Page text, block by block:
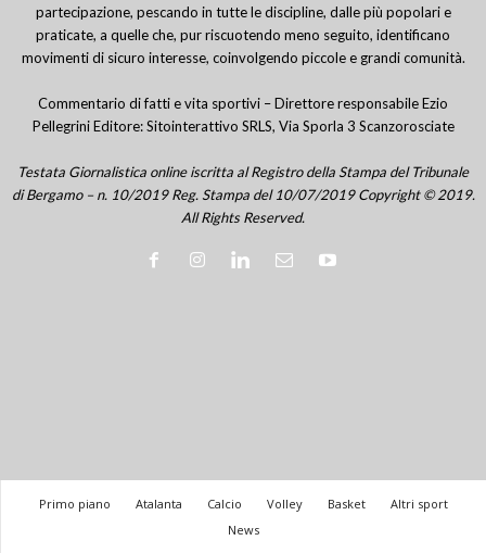
partecipazione, pescando in tutte le discipline, dalle più popolari e
praticate, a quelle che, pur riscuotendo meno seguito, identificano
movimenti di sicuro interesse, coinvolgendo piccole e grandi comunità.
Commentario di fatti e vita sportivi – Direttore responsabile Ezio
Pellegrini Editore: Sitointerattivo SRLS, Via Sporla 3 Scanzorosciate
Testata Giornalistica online iscritta al Registro della Stampa del Tribunale
di Bergamo – n. 10/2019 Reg. Stampa del 10/07/2019 Copyright © 2019.
All Rights Reserved.
Primo piano Atalanta Calcio Volley Basket
Altri sport
News